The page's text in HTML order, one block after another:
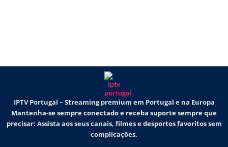
IPTV Portugal – Streaming premium em Portugal e na Europa
Mantenha-se sempre conectado e receba suporte sempre que
precisar: Assista aos seus canais, filmes e desportos favoritos sem
complicações.